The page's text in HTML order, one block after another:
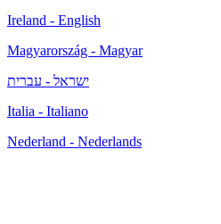
Ireland - English
Magyarország - Magyar
ישראל - עברית
Italia - Italiano
Nederland - Nederlands